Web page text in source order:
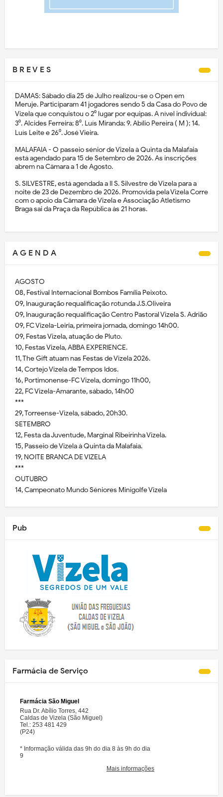
B R E V E S
DAMAS: Sábado dia 25 de Julho realizou-se o Open em
Meruje. Participaram 41 jogadores sendo 5 da Casa do Povo de
Vizela que conquistou o 2⁰ lugar por equipas. A nível individual:
3⁰. Alcides Ferreira; 8⁰. Luís Miranda; 9. Abílio Pereira ( M ); 14.
Luís Leite e 26⁰. José Vieira.
MALAFAIA - O passeio sénior de Vizela à Quinta da Malafaia
está agendado para 15 de Setembro de 2026. As inscrições
abrem na Câmara a 1 de Agosto.
S. SILVESTRE, está agendada a II S. Silvestre de Vizela para a
noite de 23 de Dezembro de 2026. Promovida pela Vizela Corre
com o apoio da Câmara de Vizela e Associação Atletismo
Braga sai da Praça da República às 21 horas.
A G E N D A
AGOSTO
08, Festival Internacional Bombos Família Peixoto.
09, Inauguração requalificação rotunda J.S.Oliveira
09, Inauguração requalificação Centro Pastoral Vizela S. Adrião
09, FC Vizela-Leiria, primeira jornada, domingo 14h00.
09, Festas Vizela, atuação de Pluto.
10, Festas Vizela, ABBA EXPERIENCE.
11, The Gift atuam nas Festas de Vizela 2026.
14, Cortejo Vizela de Tempos Idos.
16, Portimonense-FC Vizela, domingo 11h00,
22, FC Vizela-Amarante, sábado, 14h00
***
29, Torreense-Vizela, sábado, 20h30.
SETEMBRO
12, Festa da Juventude, Marginal Ribeirinha Vizela.
15, Passeio de Vizela à Quinta da Malafaia.
19, NOITE BRANCA DE VIZELA
***
OUTUBRO
14, Campeonato Mundo Séniores Minigolfe Vizela
Pub
Farmácia de Serviço